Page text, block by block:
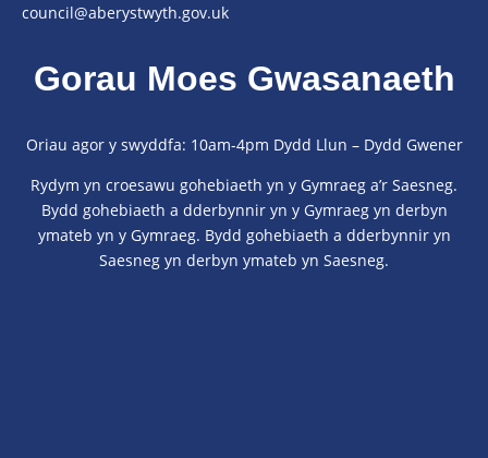
council@aberystwyth.gov.uk
Gorau Moes Gwasanaeth
Oriau agor y swyddfa: 10am-4pm Dydd Llun – Dydd Gwener
Rydym yn croesawu gohebiaeth yn y Gymraeg a’r Saesneg.
Bydd gohebiaeth a dderbynnir yn y Gymraeg yn derbyn
ymateb yn y Gymraeg. Bydd gohebiaeth a dderbynnir yn
Saesneg yn derbyn ymateb yn Saesneg.